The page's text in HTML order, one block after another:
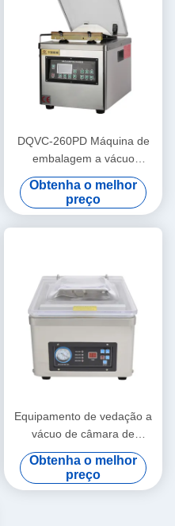
DQVC-260PD Máquina de
embalagem a vácuo
comercial de bebidas
Máquina de vedação a
vácuo de alta eficiência
Obtenha o melhor
preço
Equipamento de vedação a
vácuo de câmara de
controlo eléctrica para
embalagens domésticas e
comerciais
Obtenha o melhor
preço